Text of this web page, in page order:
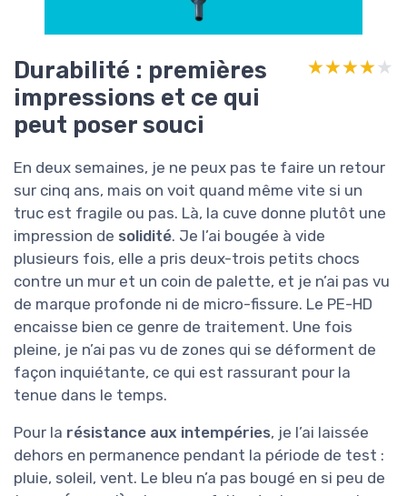
Durabilité : premières
impressions et ce qui
peut poser souci
★★★★★
★★★★★
En deux semaines, je ne peux pas te faire un retour
sur cinq ans, mais on voit quand même vite si un
truc est fragile ou pas. Là, la cuve donne plutôt une
impression de solidité. Je l’ai bougée à vide
plusieurs fois, elle a pris deux-trois petits chocs
contre un mur et un coin de palette, et je n’ai pas vu
de marque profonde ni de micro-fissure. Le PE-HD
encaisse bien ce genre de traitement. Une fois
pleine, je n’ai pas vu de zones qui se déforment de
façon inquiétante, ce qui est rassurant pour la
tenue dans le temps.
Pour la résistance aux intempéries, je l’ai laissée
dehors en permanence pendant la période de test :
pluie, soleil, vent. Le bleu n’a pas bougé en si peu de